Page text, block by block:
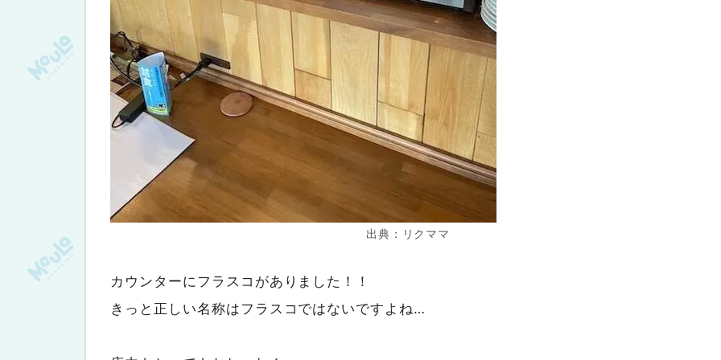
出典：リクママ
カウンターにフラスコがありました！！
きっと正しい名称はフラスコではないですよね…